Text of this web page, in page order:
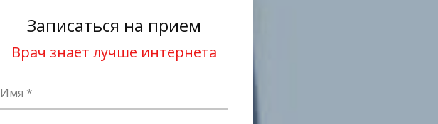
Записаться на прием
Врач знает лучше интернета
Имя